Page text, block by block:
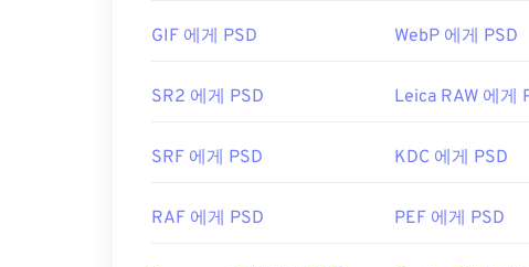
PSD 파일은 크기가 커서 전송, 저장 또는 공유가
터를 압축할 수 있는 파일 형식으로 변환되는 경
개발자:Adobe Inc.
유용한 링크:
GIF 에게 PSD WebP 에게 PSD
SR2 에게 PSD Leica RAW 에게
SRF 에게 PSD KDC 에게 PSD
RAF 에게 PSD PEF 에게 PSD